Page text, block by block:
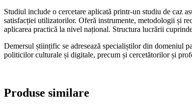
Studiul include o cercetare aplicată printr-un studiu de caz
satisfacției utilizatorilor. Oferă instrumente, metodologii și
aplicarea practică la nivel național. Structura lucrării
Demersul științific se adresează specialiștilor din domeniul
politicilor culturale și digitale, precum și cercetătorilor și
Produse similare